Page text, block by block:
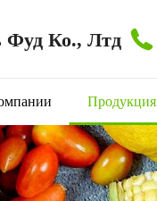
Фуд Ко., Лтд
Продукция